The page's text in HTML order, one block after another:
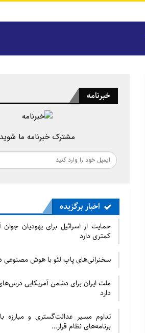
خبرنامه
مشترک خبرنامه ما شوید
اخبار برگزیده
حمایت از اسرائیل برای یهودیان
کمتری دارد
سخنرانی‌های پاپ لئو با هوش مصنوعی
ملت ایران برای دشمن آمریکایی
دارد
تداوم مسیر عدالت‌گستری و مبارزه
برنامه‌های نظام قرار…